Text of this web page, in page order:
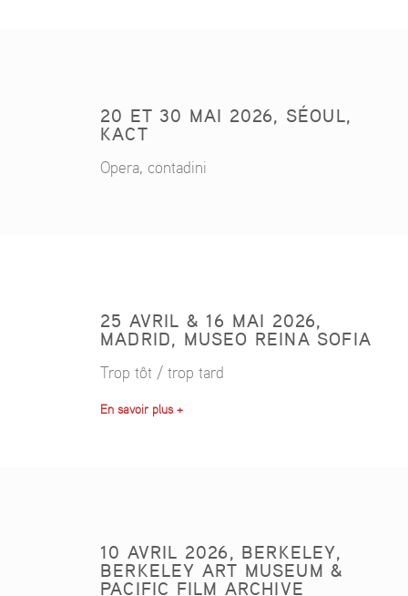
20 ET 30 MAI 2026, SÉOUL,
KACT
Opera, contadini
25 AVRIL & 16 MAI 2026,
MADRID, MUSEO REINA SOFIA
Trop tôt / trop tard
En savoir plus +
10 AVRIL 2026, BERKELEY,
BERKELEY ART MUSEUM &
PACIFIC FILM ARCHIVE